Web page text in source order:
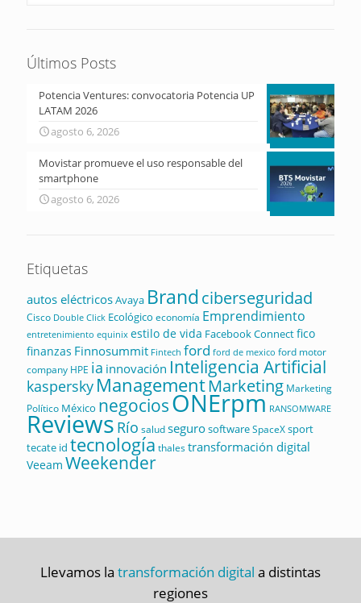
Últimos Posts
Potencia Ventures: convocatoria Potencia UP
LATAM 2026
agosto 6, 2026
Movistar promueve el uso responsable del
smartphone
agosto 6, 2026
Etiquetas
autos eléctricosAvaya Brandciberseguridad
Cisco Double Click Ecológico economía Emprendimiento
entretenimiento equinix estilo de vida Facebook Connectfico
finanzas Finnosummit Fintech ford ford de mexico ford motor
company HPE ia innovación Inteligencia Artificial
kaspersky ManagementMarketing Marketing
Político México negociosONErpm RANSOMWARE
Reviews Río saludsegurosoftwareSpaceXsport
tecate id tecnología thalestransformación digital
Veeam Weekender
Llevamos la transformación digital a distintas
regiones